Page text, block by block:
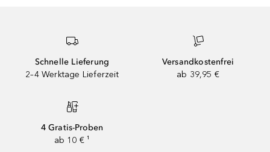
Schnelle Lieferung
2–4 Werktage Lieferzeit
Versandkostenfrei
ab 39,95 €
4 Gratis-Proben
ab 10 € ¹